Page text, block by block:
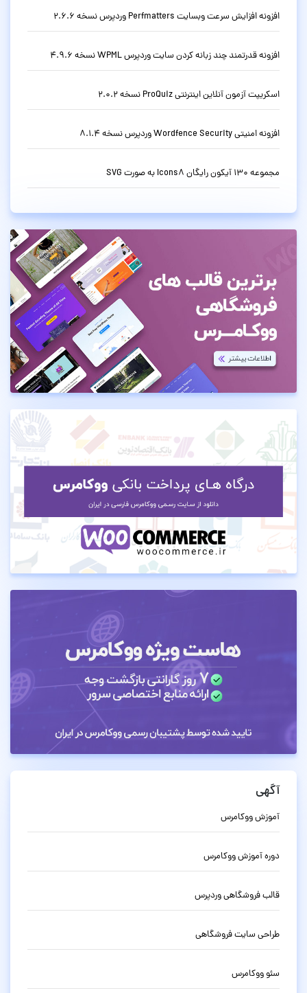
افزونه افزایش سرعت وبسایت Perfmatters وردپرس نسخه 2.6.6
افزونه قدرتمند چند زبانه کردن سایت وردپرس WPML نسخه 4.9.6
اسکریپت آزمون آنلاین اینترنتی ProQuiz نسخه 2.0.2
افزونه امنیتی Wordfence Security وردپرس نسخه 8.1.4
مجموعه 130 آیکون رایگان Icons8 به صورت SVG
آگهی
آموزش ووکامرس
دوره آموزش ووکامرس
قالب فروشگاهی وردپرس
طراحی سایت فروشگاهی
سئو ووکامرس